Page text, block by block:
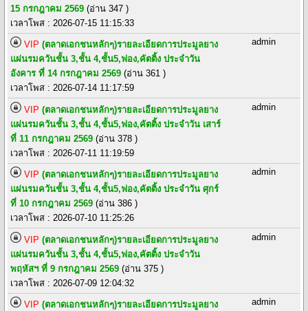
15 กรกฎาคม 2569(อ่าน 347 )
เวลาโพส : 2026-07-15 11:15:33
VIP (ตลาดเอกชนหลักๆ)รายละเอียดการประมูลยาง
แผ่นรมควันชั้น 3,ชั้น 4,ชั้น5,ฟอง,คัตติ้ง ประจำวัน
อังคาร ที่ 14 กรกฎาคม 2569(อ่าน 361 )
เวลาโพส : 2026-07-14 11:17:59
admin
VIP (ตลาดเอกชนหลักๆ)รายละเอียดการประมูลยาง
แผ่นรมควันชั้น 3,ชั้น 4,ชั้น5,ฟอง,คัตติ้ง ประจำวัน เสาร์
ที่ 11 กรกฎาคม 2569(อ่าน 378 )
เวลาโพส : 2026-07-11 11:19:59
admin
VIP (ตลาดเอกชนหลักๆ)รายละเอียดการประมูลยาง
แผ่นรมควันชั้น 3,ชั้น 4,ชั้น5,ฟอง,คัตติ้ง ประจำวัน ศุกร์
ที่ 10 กรกฎาคม 2569(อ่าน 386 )
เวลาโพส : 2026-07-10 11:25:26
admin
VIP (ตลาดเอกชนหลักๆ)รายละเอียดการประมูลยาง
แผ่นรมควันชั้น 3,ชั้น 4,ชั้น5,ฟอง,คัตติ้ง ประจำวัน
พฤหัสฯ ที่ 9 กรกฎาคม 2569(อ่าน 375 )
เวลาโพส : 2026-07-09 12:04:32
admin
VIP (ตลาดเอกชนหลักๆ)รายละเอียดการประมูลยาง
admin